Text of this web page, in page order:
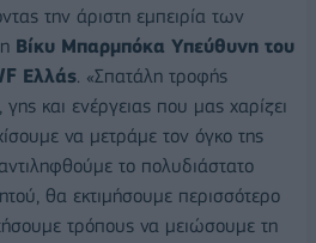
την άριστη εμπειρία των
Βίκυ Μπαρμπόκα Υπεύθυνη του
Ελλάς. «Σπατάλη τροφής
και ενέργειας που μας χαρίζει
να μετράμε τον όγκο της
το πολυδιάστατο
θα εκτιμήσουμε περισσότερο
τρόπους να μειώσουμε τη